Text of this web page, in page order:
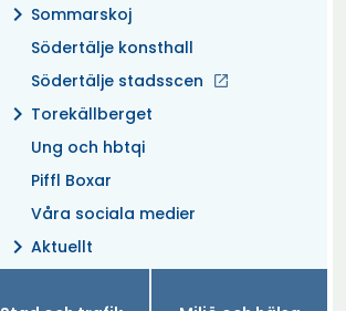
chevron_right Sommarskoj
Södertälje konsthall
Södertälje stadsscen
chevron_right Torekällberget
Ung och hbtqi
Piffl Boxar
Våra sociala medier
chevron_right Aktuellt